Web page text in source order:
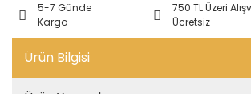
5-7 Günde
Kargo
750 TL Üzeri
Ücretsiz
Ürün Bilgisi